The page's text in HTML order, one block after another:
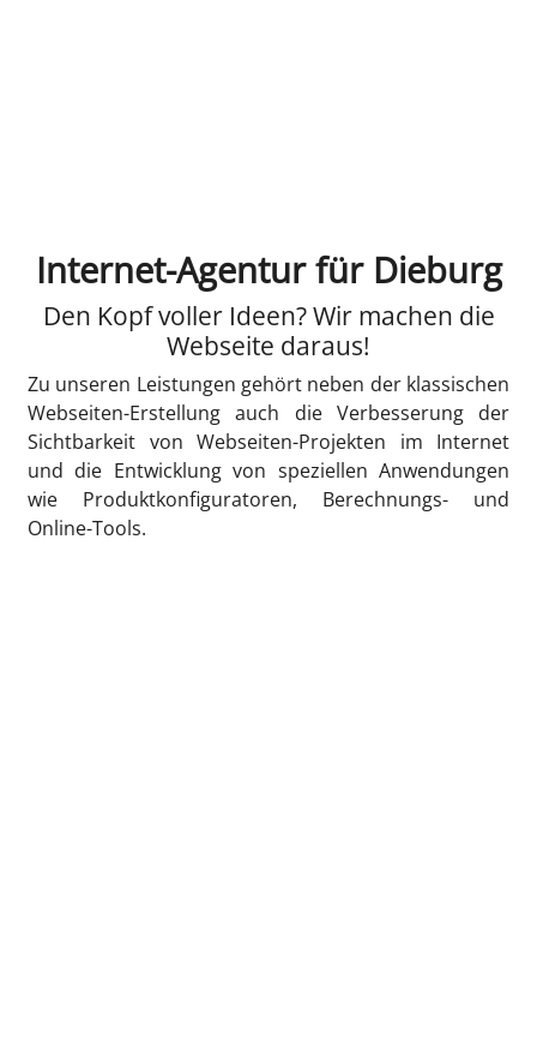
Internet-Agentur für Dieburg
Den Kopf voller Ideen? Wir machen die
Webseite daraus!
Zu unseren Leistungen gehört neben der klassischen
Webseiten-Erstellung auch die Verbesserung der
Sichtbarkeit von Webseiten-Projekten im Internet
und die Entwicklung von speziellen Anwendungen
wie Produktkonfiguratoren, Berechnungs- und
Online-Tools.